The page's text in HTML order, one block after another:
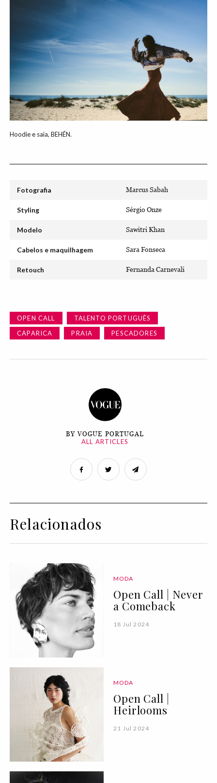
Hoodie e saia, BEHÉN.
Fotografia Marcus Sabah
Styling Sérgio Onze
Modelo Sawitri Khan
Cabelos e maquilhagem Sara Fonseca
Retouch Fernanda Carnevali
OPEN CALL
TALENTO PORTUGUÊS
CAPARICA
PRAIA PESCADORES
BY VOGUE PORTUGAL
ALL ARTICLES
Relacionados
MODA
Open Call | Never
a Comeback
18 Jul 2024
MODA
Open Call |
Heirlooms
21 Jul 2024